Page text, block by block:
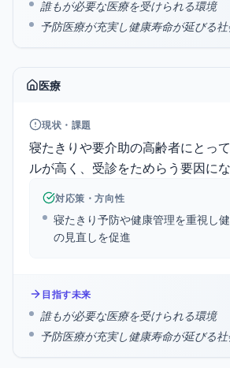
誰もが必要な医療を受けられる環境
予防医療が充実し健康寿命が延びる
医療
現状・課題
寝たきりや要介助の高齢者にとっ
ルが高く、受診をためらう要因に
対応策・方向性
寝たきり予防や健康管理を重視し
の見直しを促進
目指す未来
誰もが必要な医療を受けられる環境
予防医療が充実し健康寿命が延びる